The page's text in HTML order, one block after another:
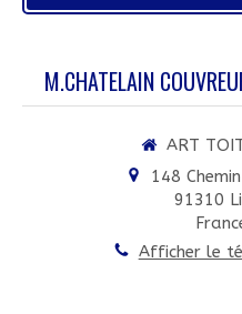
M.CHATELAIN
ART
148
91310
Afficher le